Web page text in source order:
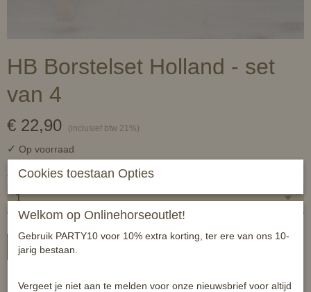
HB Borstelset Holland - set
van 4
€ 22,90 (inclusief btw 21%)
✓ Op voorraad
Aantal
In winkelwagen
Borstelset Holland - Oranje.
Cookies toestaan Opties
Welkom op Onlinehorseoutlet!
Gebruik PARTY10 voor 10% extra korting, ter ere van ons 10-
jarig bestaan.
Vergeet je niet aan te melden voor onze nieuwsbrief voor altijd